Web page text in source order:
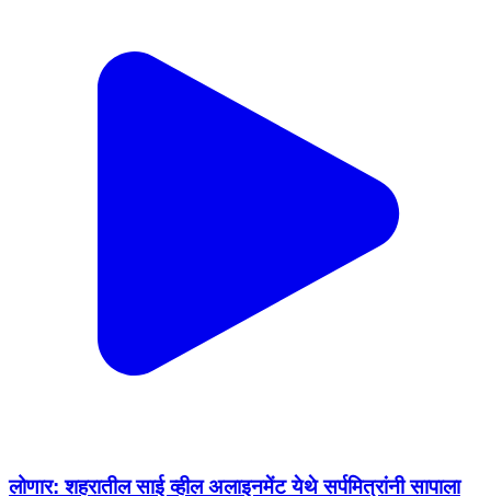
लोणार: शहरातील साई व्हील अलाइनमेंट येथे सर्पमित्रांनी सापाला